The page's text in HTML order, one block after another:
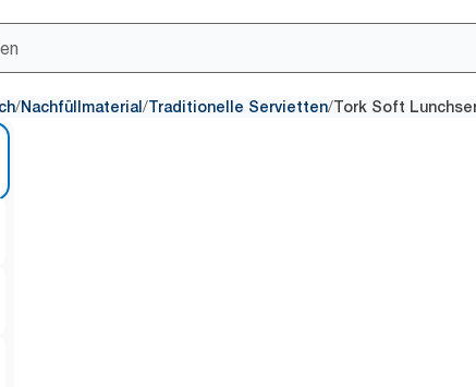
/Nachfüllmaterial/Traditionelle Servietten/Tork Soft